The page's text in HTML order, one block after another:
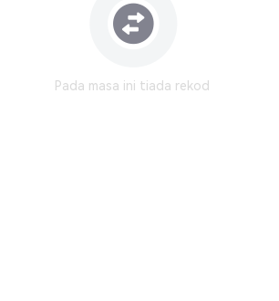
Pada masa ini tiada rekod